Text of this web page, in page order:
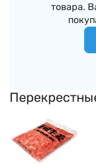
товара.